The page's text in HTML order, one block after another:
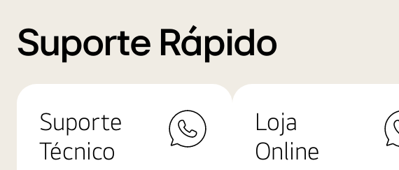
Suporte Rápido
Suporte
Técnico
Loja
Online